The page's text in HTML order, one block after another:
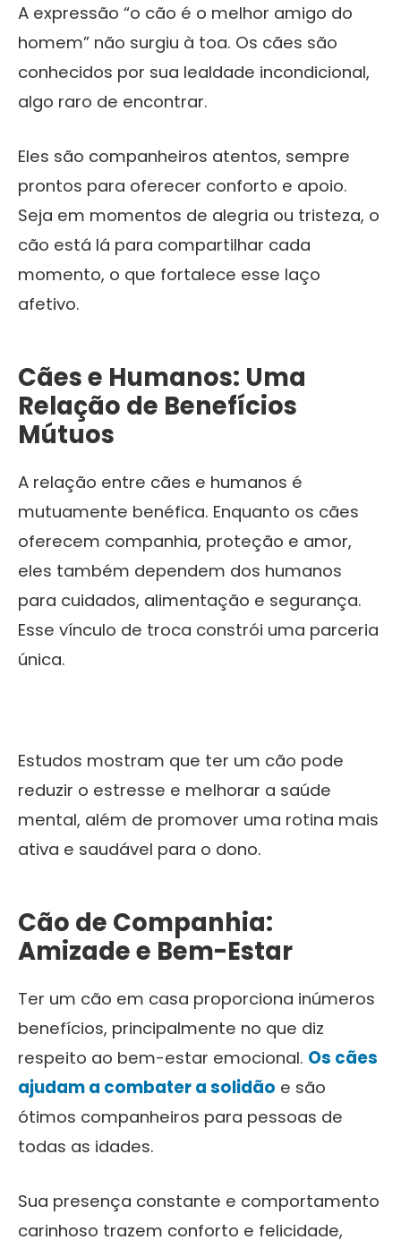
A expressão “o cão é o melhor amigo do
homem” não surgiu à toa. Os cães são
conhecidos por sua lealdade incondicional,
algo raro de encontrar.
Eles são companheiros atentos, sempre
prontos para oferecer conforto e apoio.
Seja em momentos de alegria ou tristeza, o
cão está lá para compartilhar cada
momento, o que fortalece esse laço
afetivo.
Cães e Humanos: Uma
Relação de Benefícios
Mútuos
A relação entre cães e humanos é
mutuamente benéfica. Enquanto os cães
oferecem companhia, proteção e amor,
eles também dependem dos humanos
para cuidados, alimentação e segurança.
Esse vínculo de troca constrói uma parceria
única.
Estudos mostram que ter um cão pode
reduzir o estresse e melhorar a saúde
mental, além de promover uma rotina mais
ativa e saudável para o dono.
Cão de Companhia:
Amizade e Bem-Estar
Ter um cão em casa proporciona inúmeros
benefícios, principalmente no que diz
respeito ao bem-estar emocional. Os cães
ajudam a combater a solidão e são
ótimos companheiros para pessoas de
todas as idades.
Sua presença constante e comportamento
carinhoso trazem conforto e felicidade,